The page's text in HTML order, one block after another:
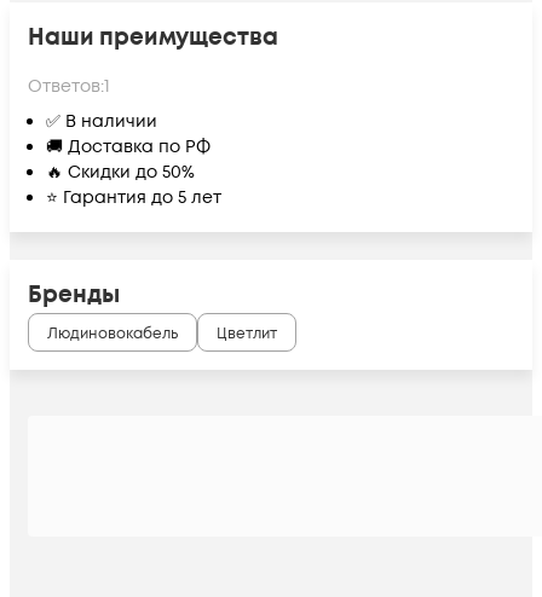
Наши преимущества
Ответов:1
✅ В наличии
🚚 Доставка по РФ
🔥 Скидки до 50%
⭐ Гарантия до 5 лет
Бренды
Людиновокабель Цветлит